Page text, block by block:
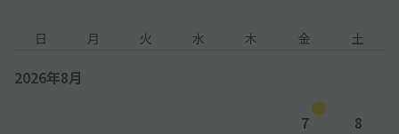
日 月 火 水 木 金 土
2026年8月
7 8